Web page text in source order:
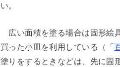
い。
広い面積を塗る場合は固形絵
買った小皿を利用している（「
塗りをするときなどは、先に固